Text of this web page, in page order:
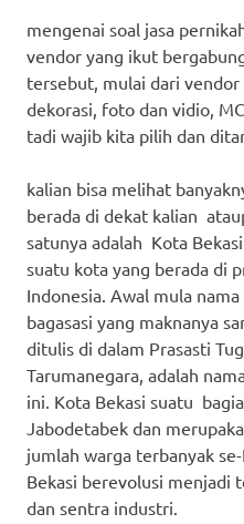
mengenai soal jasa
vendor yang ikut
tersebut, mulai dari
dekorasi, foto dan vidio,
tadi wajib kita pilih dan
kalian bisa melihat
berada di dekat kalian
satunya adalah Kota
suatu kota yang berada di
Indonesia. Awal mula
bagasasi yang maknanya
ditulis di dalam Prasasti
Tarumanegara, adalah
ini. Kota Bekasi suatu
Jabodetabek dan
jumlah warga terbanyak
Bekasi berevolusi menjadi
dan sentra industri.